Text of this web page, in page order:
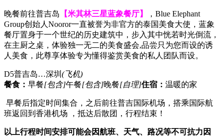
晚餐前往普吉岛 【米其林三星蓝象餐厅】
，Blue Elephant
Group创始人Nooror一直被誉为非官方的泰国美食大使，蓝象
餐厅置身于一个世纪的历史建筑中，步入其中恍若时光倒流，
在主厨之桌，体验独一无二的美食盛会,品尝只为您而设的诱
人美食，此尊享体验专为懂得鉴赏美食的私人团队而设。
D5普吉岛…深圳 (飞机)
餐食： 早餐[包含]午餐[包含]晚餐[自理]住宿： 温暖的家
早餐后指定时间集合，之后前往普吉国际机场，搭乘国际航
班返回到香港机场 ，抵达后散团，行程结束！
以上行程时间安排可能会因航班、天气、路况等不可抗力因